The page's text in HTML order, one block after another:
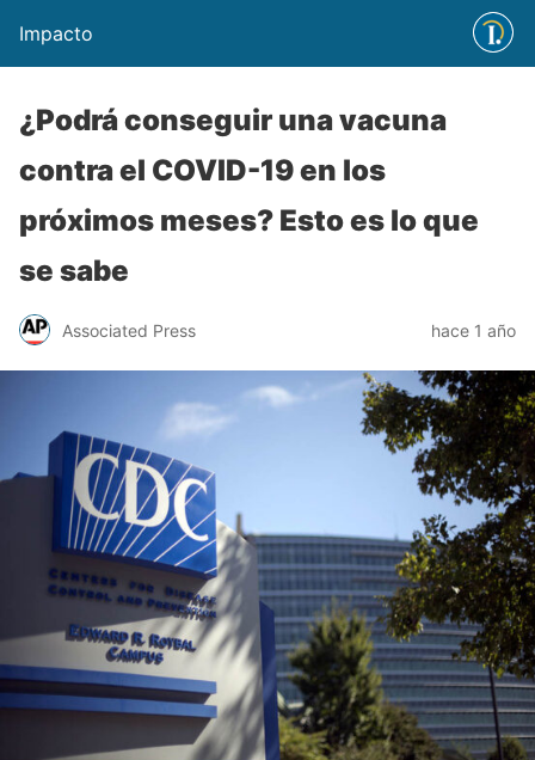
Impacto
¿Podrá conseguir una vacuna
contra el COVID-19 en los
próximos meses? Esto es lo que
se sabe
Associated Press hace 1 año